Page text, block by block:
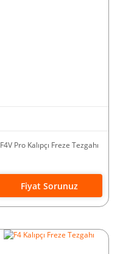
F4V Pro Kalıpçı Freze Tezgahı
Fiyat Sorunuz